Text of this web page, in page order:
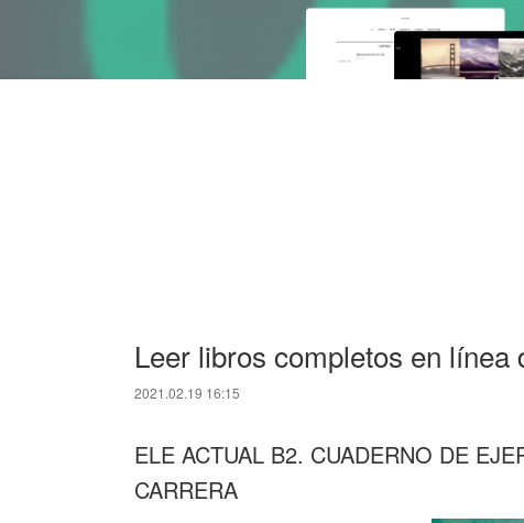
Leer libros completos en línea
2021.02.19 16:15
ELE ACTUAL B2. CUADERNO DE
CARRERA